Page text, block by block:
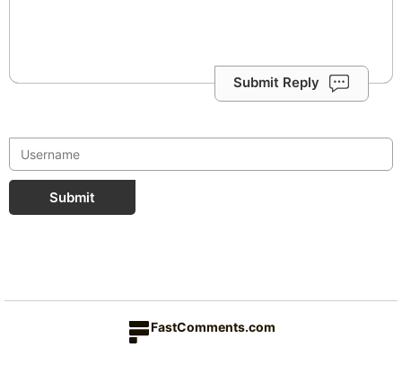
Submit Reply
Submit
FastComments.com